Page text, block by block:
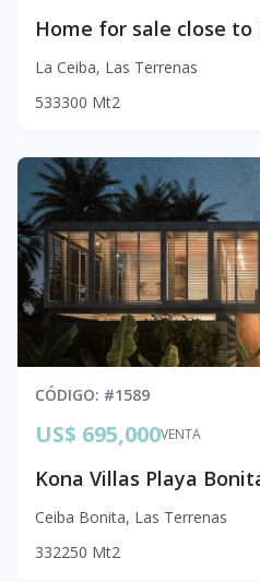
La Ceiba, Las Terrenas
533300 Mt2
CÓDIGO: #1589
VENTA
US$ 695,000
Kona Villas Playa
Ceiba Bonita, Las Terrenas
332250 Mt2